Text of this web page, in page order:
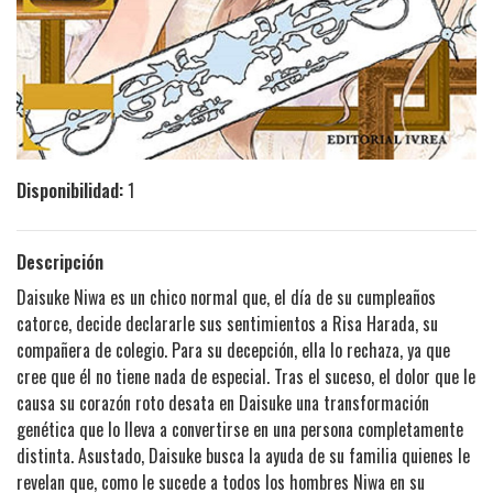
Disponibilidad:1
Descripción
Daisuke Niwa es un chico normal que, el día de su cumpleaños
catorce, decide declararle sus sentimientos a Risa Harada, su
compañera de colegio. Para su decepción, ella lo rechaza, ya que
cree que él no tiene nada de especial. Tras el suceso, el dolor que le
causa su corazón roto desata en Daisuke una transformación
genética que lo lleva a convertirse en una persona completamente
distinta. Asustado, Daisuke busca la ayuda de su familia quienes le
revelan que, como le sucede a todos los hombres Niwa en su